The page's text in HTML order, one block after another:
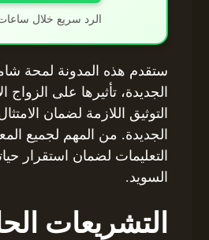
الرد سريع خلال
ستقدم هذه المدونة لمحة
الجديدة، تأثيرها على الزواج
التوثيق اللازمة لضمان
الجديدة. من المهم لجميع
التعليمات لضمان استقرار
السويد.
التشريعات